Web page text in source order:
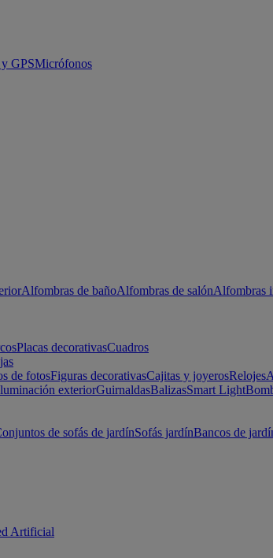
GPSMicrófonos
Alfombras de bañoAlfombras de salónAlfombras
Placas decorativasCuadros
de fotosFiguras decorativasCajitas y joyerosRelojes
exteriorGuirnaldasBalizasSmart Light
de sofás de jardínSofás jardínBancos de
Artificial